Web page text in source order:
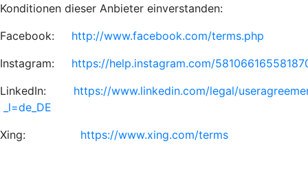
Konditionen dieser Anbieter einverstanden:
Facebook: http://www.facebook.com/terms.php
Instagram: https://help.instagram.com/
LinkedIn: https://www.linkedin.com/legal/
_l=de_DE
Xing: https://www.xing.com/terms